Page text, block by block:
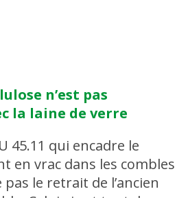
n’est pas
la laine de verre
45.11 qui encadre le
en vrac dans les combles
le retrait de l’ancien